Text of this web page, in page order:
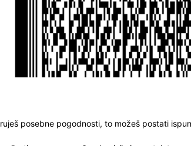
posebne pogodnosti, to možeš postati